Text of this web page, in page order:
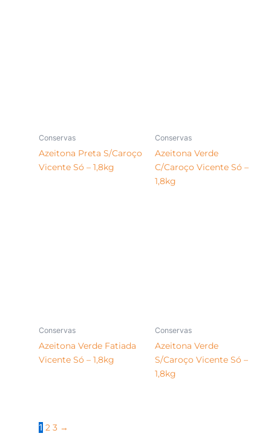
Conservas
Azeitona Preta S/Caroço
Vicente Só – 1,8kg
Conservas
Azeitona Verde
C/Caroço Vicente Só –
1,8kg
Conservas
Azeitona Verde Fatiada
Vicente Só – 1,8kg
Conservas
Azeitona Verde
S/Caroço Vicente Só –
1,8kg
1 2 3 →